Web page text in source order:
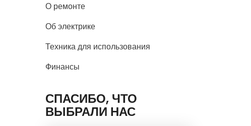
О ремонте
Об электрике
Техника для использования
Финансы
СПАСИБО, ЧТО
ВЫБРАЛИ НАС